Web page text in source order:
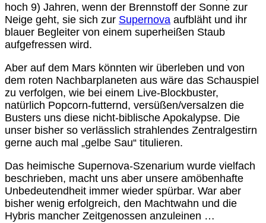
hoch 9) Jahren, wenn der Brennstoff der Sonne zur
Neige geht, sie sich zur Supernova aufbläht und ihr
blauer Begleiter von einem superheißen Staub
aufgefressen wird.
Aber auf dem Mars könnten wir überleben und von
dem roten Nachbarplaneten aus wäre das Schauspiel
zu verfolgen, wie bei einem Live-Blockbuster,
natürlich Popcorn-futternd, versüßen/versalzen die
Busters uns diese nicht-biblische Apokalypse. Die
unser bisher so verlässlich strahlendes Zentralgestirn
gerne auch mal „gelbe Sau“ titulieren.
Das heimische Supernova-Szenarium wurde vielfach
beschrieben, macht uns aber unsere amöbenhafte
Unbedeutendheit immer wieder spürbar. War aber
bisher wenig erfolgreich, den Machtwahn und die
Hybris mancher Zeitgenossen anzuleinen …